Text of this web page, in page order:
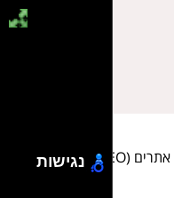
כמה מרוויח מומחה קידום אתרים (SEO): מדריך
נגישות